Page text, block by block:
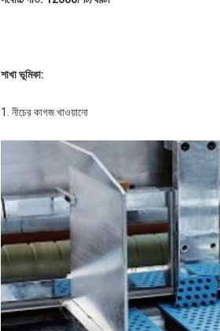
শাখা ভূমিকা:
1. নীচের কাগজ খাওয়ানো